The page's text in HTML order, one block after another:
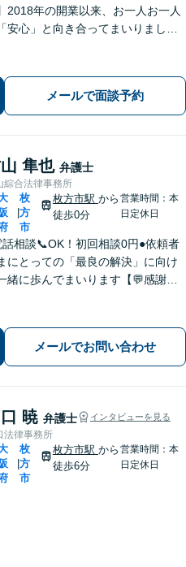
2018年の開業以来、お一人お一人
安心」と向き合ってまいりまし
ただける結果を目指し、迅速かつ
強く対応することをお約束しま
メールで面談予約
隼也 弁護士
綜合法律事務所
|
枚
方
市
枚方市駅 から
徒歩0分
営業時間：本
日定休日
話相談📞OK！初回相談0円●依頼者
にとっての「最良の解決」に向け
緒に歩んでまいります【💬感謝の
以上】【土日祝日対応】【枚方市駅3
／駅近で便利】
メールでお問い合わせ
暁 弁護士 インタビューを見る
法律事務所
|
枚
方
市
枚方市駅 から
徒歩6分
営業時間：本
日定休日